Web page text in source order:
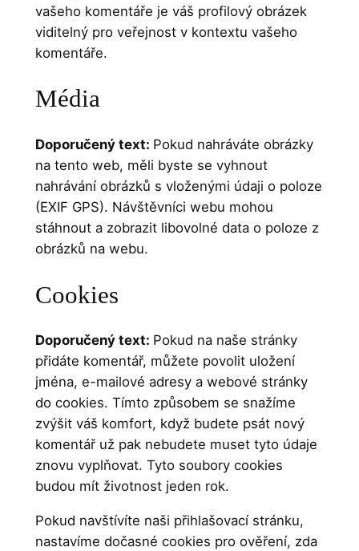
vašeho komentáře je váš profilový obrázek
viditelný pro veřejnost v kontextu vašeho
komentáře.
Média
Doporučený text: Pokud nahráváte obrázky
na tento web, měli byste se vyhnout
nahrávání obrázků s vloženými údaji o poloze
(EXIF GPS). Návštěvníci webu mohou
stáhnout a zobrazit libovolné data o poloze z
obrázků na webu.
Cookies
Doporučený text: Pokud na naše stránky
přidáte komentář, můžete povolit uložení
jména, e-mailové adresy a webové stránky
do cookies. Tímto způsobem se snažíme
zvýšit váš komfort, když budete psát nový
komentář už pak nebudete muset tyto údaje
znovu vyplňovat. Tyto soubory cookies
budou mít životnost jeden rok.
Pokud navštívíte naši přihlašovací stránku,
nastavíme dočasné cookies pro ověření, zda